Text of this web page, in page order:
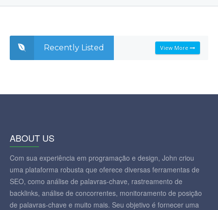
Recently Listed View More
ABOUT US
Com sua experiência em programação e design, John criou
uma plataforma robusta que oferece diversas ferramentas de
SEO, como análise de palavras-chave, rastreamento de
backlinks, análise de concorrentes, monitoramento de posição
de palavras-chave e muito mais. Seu objetivo é fornecer uma